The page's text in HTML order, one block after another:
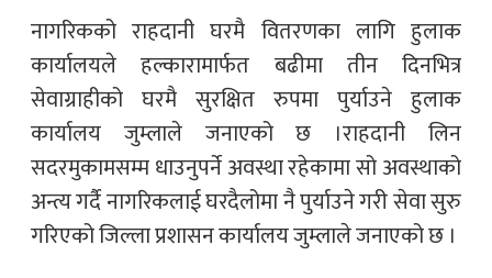
नागरिकको राहदानी घरमै वितरणका लागि हुलाक
कार्यालयले हल्कारामार्फत बढीमा तीन दिनभित्र
सेवाग्राहीको घरमै सुरक्षित रुपमा पुर्याउने हुलाक
कार्यालय जुम्लाले जनाएको छ ।राहदानी लिन
सदरमुकामसम्म धाउनुपर्ने अवस्था रहेकामा सो अवस्थाको
अन्त्य गर्दै नागरिकलाई घरदैलोमा नै पुर्याउने गरी सेवा सुरु
गरिएको जिल्ला प्रशासन कार्यालय जुम्लाले जनाएको छ ।